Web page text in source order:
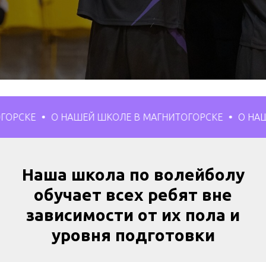
НАШЕЙ ШКОЛЕ В МАГНИТОГОРСКЕ О НАШЕЙ ШКОЛЕ
Наша школа по волейболу
обучает всех ребят вне
зависимости от их пола и
уровня подготовки